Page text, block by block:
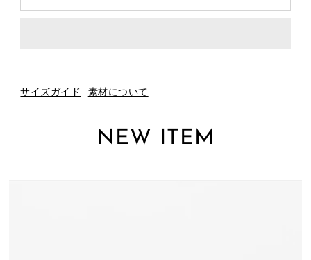
サイズガイド 素材について
NEW ITEM